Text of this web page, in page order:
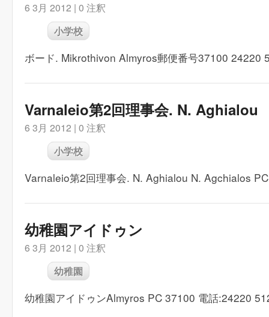
6 3月 2012 | 0 注釈
小学校
ボード. Mikrothivon Almyros郵便番号37100 24220
Varnaleio第2回理事会. N. Aghialou
6 3月 2012 | 0 注釈
小学校
Varnaleio第2回理事会. N. Aghialou N. Agchialos
幼稚園アイドゥン
6 3月 2012 | 0 注釈
幼稚園
幼稚園アイドゥンAlmyros PC 37100 電話:24220